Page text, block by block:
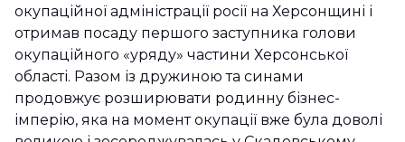
окупаційної адміністрації росії на Херсонщині і
отримав посаду першого заступника голови
окупаційного «уряду» частини Херсонської
області. Разом із дружиною та синами
продовжує розширювати родинну бізнес-
імперію, яка на момент окупації вже була доволі